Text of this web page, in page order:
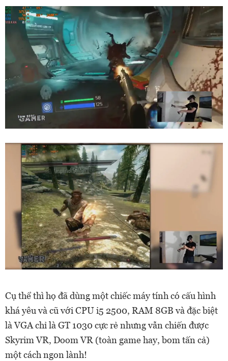
Cụ thể thì họ đã dùng một chiếc máy tính có cấu hình
khá yêu và cũ với CPU i5 2500, RAM 8GB và đặc biệt
là VGA chỉ là GT 1030 cực rẻ nhưng vẫn chiến được
Skyrim VR, Doom VR (toàn game hay, bom tấn cả)
một cách ngon lành!